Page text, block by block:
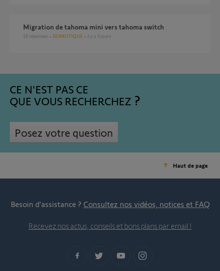
Migration de tahoma mini vers tahoma switch
10 réponses DOMOTIQUE il y a 9 jours
CE N'EST PAS CE
QUE VOUS RECHERCHEZ
Posez votre question
Haut de page
Besoin d’assistance ? Consultez nos vidéos, notices et FAQ
Recevez nos actus, conseils et bons plans par email !